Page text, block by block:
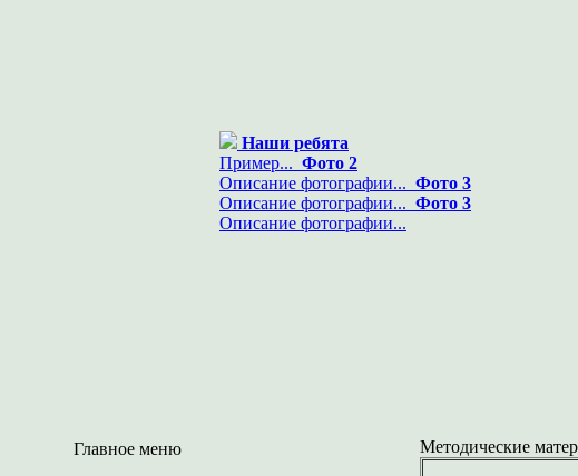
Наши ребята
Пример... Фото 2
Описание фотографии... Фото 3
Описание фотографии... Фото 3
Описание фотографии...
Главное меню
Методические